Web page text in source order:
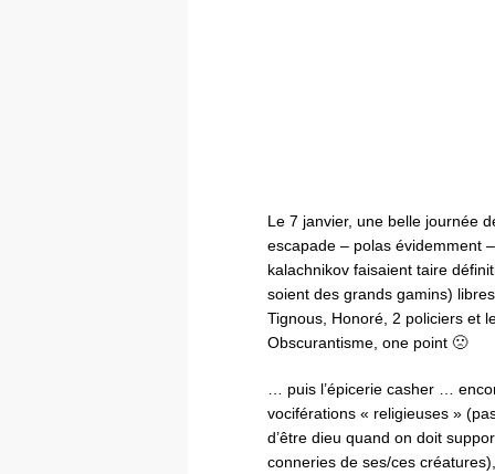
Le 7 janvier, une belle journée
escapade – polas évidemment
kalachnikov faisaient taire
soient des grands gamins)
Tignous, Honoré, 2 policiers et
Obscurantisme, one point 🙁
… puis l’épicerie casher …
vociférations « religieuses »
d’être dieu quand on doit
conneries de ses/ces